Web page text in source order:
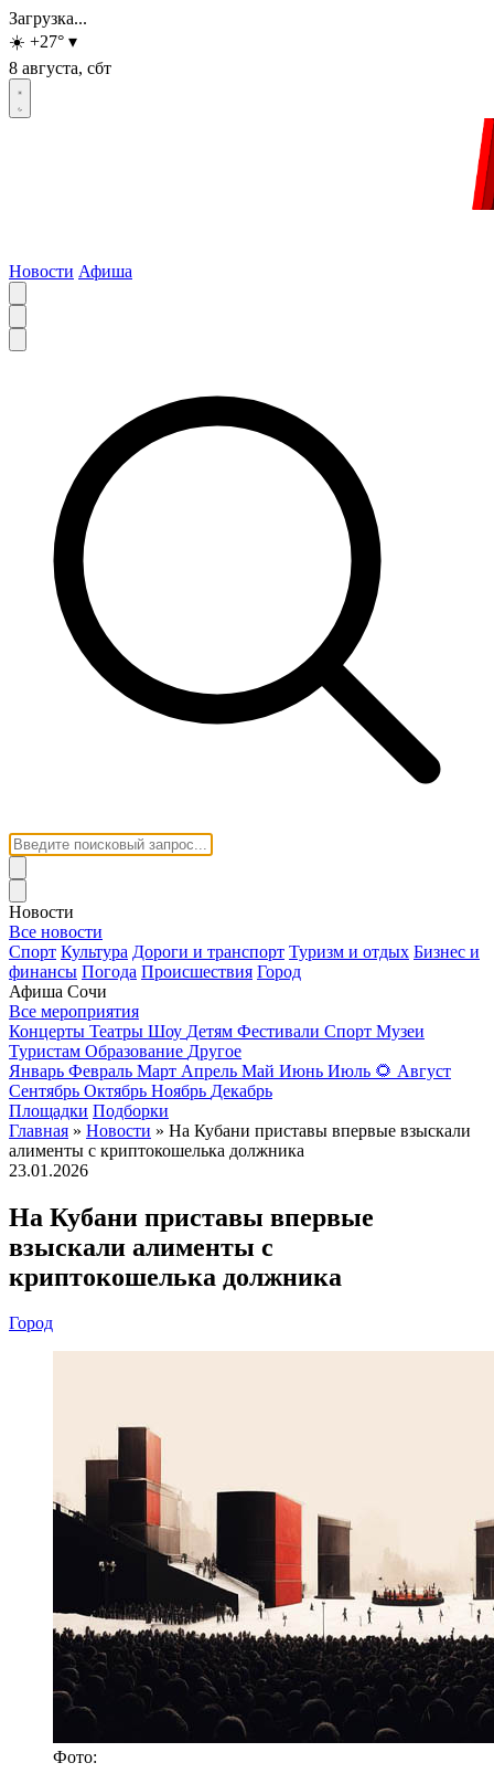
Загрузка...
☀️ +27° ▾
8 августа, сбт
Новости Афиша
Новости
Все новости
Спорт Культура Дороги и транспорт Туризм и отдых Бизнес и
финансы Погода Происшествия Город
Афиша Сочи
Все мероприятия
Концерты Театры Шоу Детям Фестивали Спорт Музеи
Туристам Образование Другое
Январь Февраль Март Апрель Май Июнь Июль 🌻 Август
Сентябрь Октябрь Ноябрь Декабрь
Площадки Подборки
Главная » Новости » На Кубани приставы впервые взыскали
алименты с криптокошелька должника
23.01.2026
На Кубани приставы впервые
взыскали алименты с
криптокошелька должника
Город
Фото: